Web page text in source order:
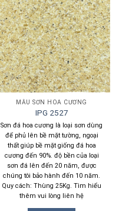
MẪU SƠN HOA CƯƠNG
IPG 2527
Sơn đá hoa cương là loại sơn dùng
để phủ lên bề mặt tường, ngoại
thất giúp bề mặt giống đá hoa
cương đến 90%. độ bền của loại
sơn đá lên đến 20 năm, được
chúng tôi bảo hành đến 10 năm.
Quy cách: Thùng 25Kg. Tìm hiểu
thêm vui lòng liên hệ